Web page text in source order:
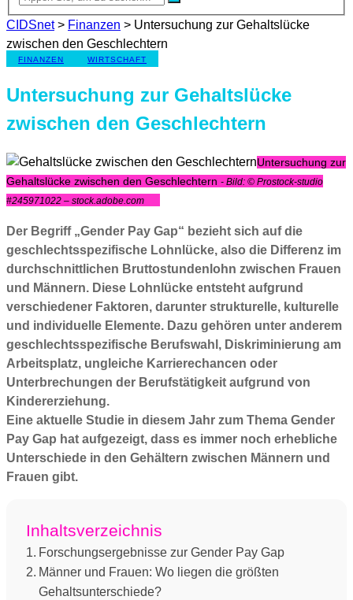
CIDSnet> Finanzen > Untersuchung zur Gehaltslücke
zwischen den Geschlechtern
FINANZEN WIRTSCHAFT
Untersuchung zur Gehaltslücke
zwischen den Geschlechtern
Untersuchung zur
Gehaltslücke zwischen den Geschlechtern - Bild: © Prostock-studio
#245971022 – stock.adobe.com
Der Begriff „Gender Pay Gap“ bezieht sich auf die
geschlechtsspezifische Lohnlücke, also die Differenz im
durchschnittlichen Bruttostundenlohn zwischen Frauen
und Männern. Diese Lohnlücke entsteht aufgrund
verschiedener Faktoren, darunter strukturelle, kulturelle
und individuelle Elemente. Dazu gehören unter anderem
geschlechtsspezifische Berufswahl, Diskriminierung am
Arbeitsplatz, ungleiche Karrierechancen oder
Unterbrechungen der Berufstätigkeit aufgrund von
Kindererziehung.
Eine aktuelle Studie in diesem Jahr zum Thema Gender
Pay Gap hat aufgezeigt, dass es immer noch erhebliche
Unterschiede in den Gehältern zwischen Männern und
Frauen gibt.
Inhaltsverzeichnis
Forschungsergebnisse zur Gender Pay Gap
Männer und Frauen: Wo liegen die größten
Gehaltsunterschiede?